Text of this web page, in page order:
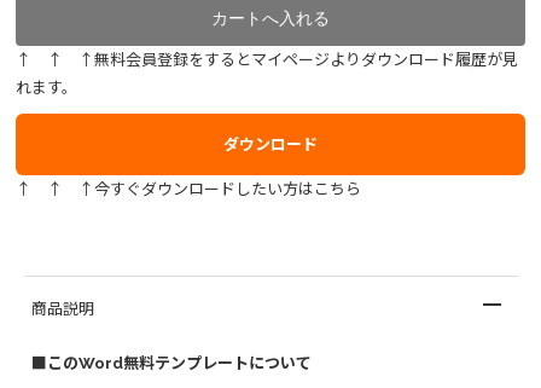
↑ ↑ ↑無料会員登録をするとマイページよりダウンロード履歴が見
れます。
ダウンロード
↑ ↑ ↑今すぐダウンロードしたい方はこちら
商品説明
■このWord無料テンプレートについて